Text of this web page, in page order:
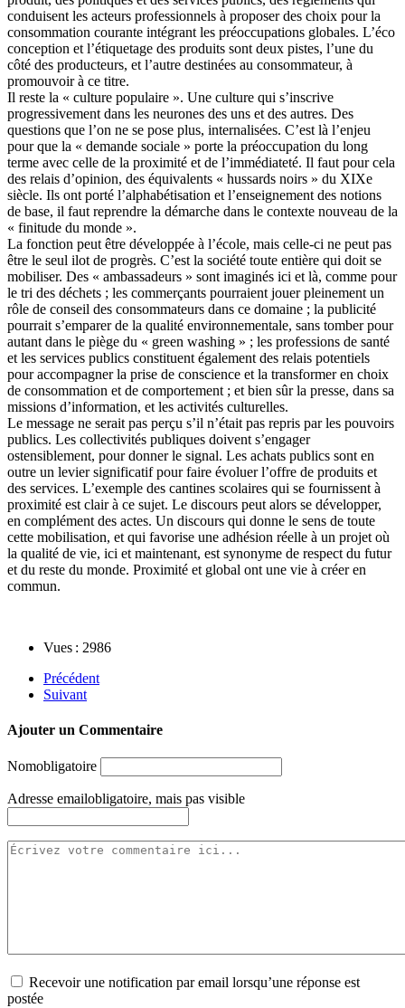
conduisent les acteurs professionnels à proposer des choix pour la
consommation courante intégrant les préoccupations globales. L’éco
conception et l’étiquetage des produits sont deux pistes, l’une du
côté des producteurs, et l’autre destinées au consommateur, à
promouvoir à ce titre.
Il reste la « culture populaire ». Une culture qui s’inscrive
progressivement dans les neurones des uns et des autres. Des
questions que l’on ne se pose plus, internalisées. C’est là l’enjeu
pour que la « demande sociale » porte la préoccupation du long
terme avec celle de la proximité et de l’immédiateté. Il faut pour cela
des relais d’opinion, des équivalents « hussards noirs » du XIXe
siècle. Ils ont porté l’alphabétisation et l’enseignement des notions
de base, il faut reprendre la démarche dans le contexte nouveau de la
« finitude du monde ».
La fonction peut être développée à l’école, mais celle-ci ne peut pas
être le seul ilot de progrès. C’est la société toute entière qui doit se
mobiliser. Des « ambassadeurs » sont imaginés ici et là, comme pour
le tri des déchets ; les commerçants pourraient jouer pleinement un
rôle de conseil des consommateurs dans ce domaine ; la publicité
pourrait s’emparer de la qualité environnementale, sans tomber pour
autant dans le piège du « green washing » ; les professions de santé
et les services publics constituent également des relais potentiels
pour accompagner la prise de conscience et la transformer en choix
de consommation et de comportement ; et bien sûr la presse, dans sa
missions d’information, et les activités culturelles.
Le message ne serait pas perçu s’il n’était pas repris par les pouvoirs
publics. Les collectivités publiques doivent s’engager
ostensiblement, pour donner le signal. Les achats publics sont en
outre un levier significatif pour faire évoluer l’offre de produits et
des services. L’exemple des cantines scolaires qui se fournissent à
proximité est clair à ce sujet. Le discours peut alors se développer,
en complément des actes. Un discours qui donne le sens de toute
cette mobilisation, et qui favorise une adhésion réelle à un projet où
la qualité de vie, ici et maintenant, est synonyme de respect du futur
et du reste du monde. Proximité et global ont une vie à créer en
commun.
Vues : 2986
Précédent
Suivant
Ajouter un Commentaire
Nomobligatoire
Adresse emailobligatoire, mais pas visible
Recevoir une notification par email lorsqu’une réponse est
postée